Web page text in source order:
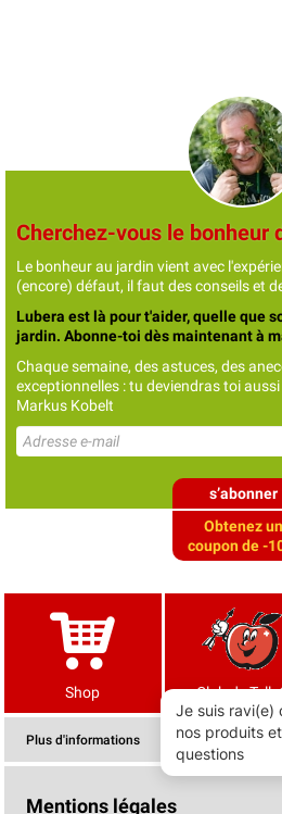
Cherchez-vous le bonheur
Le bonheur au jardin vient avec
(encore) défaut, il faut des conseils et
Lubera est là pour t'aider, quelle que
jardin. Abonne-toi dès maintenant à
Chaque semaine, des astuces, des
exceptionnelles : tu deviendras toi
Markus Kobelt
s’abonner
Obtenez un
coupon de -
Shop Club de
Plus d'informations
Mentions légales